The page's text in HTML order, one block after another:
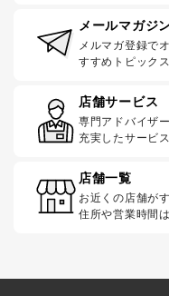
メールマガジ
メルマガ登録で
すすめトピック
店舗サービス
専門アドバイザ
充実したサービ
店舗一覧
お近くの店舗が
住所や営業時間